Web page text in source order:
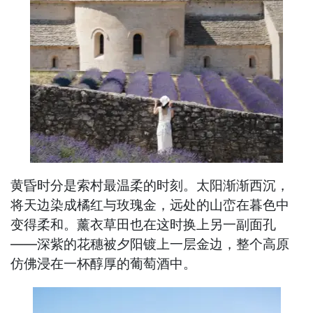
黄昏时分是索村最温柔的时刻。太阳渐渐西沉，
将天边染成橘红与玫瑰金，远处的山峦在暮色中
变得柔和。薰衣草田也在这时换上另一副面孔
——深紫的花穗被夕阳镀上一层金边，整个高原
仿佛浸在一杯醇厚的葡萄酒中。